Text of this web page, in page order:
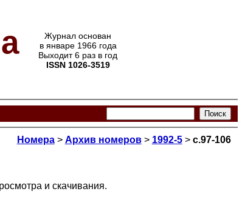
Журнал основан
в январе 1966 года
Выходит 6 раз в год
ISSN 1026-3519
Номера> Архив номеров> 1992-5> с.97-106
и скачивания.